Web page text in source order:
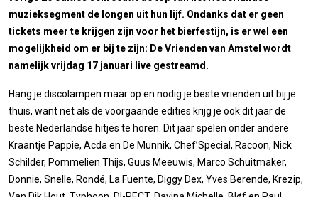
muzieksegment de longen uit hun lijf. Ondanks dat er geen
tickets meer te krijgen zijn voor het bierfestijn, is er wel een
mogelijkheid om er bij te zijn: De Vrienden van Amstel wordt
namelijk vrijdag 17 januari live gestreamd.
Hang je discolampen maar op en nodig je beste vrienden uit bij je
thuis, want net als de voorgaande edities krijg je ook dit jaar de
beste Nederlandse hitjes te horen. Dit jaar spelen onder andere
Kraantje Pappie, Acda en De Munnik, Chef’Special, Racoon, Nick
Schilder, Pommelien Thijs, Guus Meeuwis, Marco Schuitmaker,
Donnie, Snelle, Rondé, La Fuente, Diggy Dex, Yves Berende, Krezip,